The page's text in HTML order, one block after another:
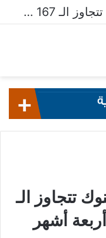
مكاسب البورصة المصرية تتجاوز الـ 167 مليار جنيه خلال أسبوع
تتجاوز الـ